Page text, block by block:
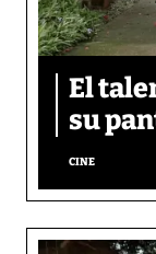
El
su
CINE